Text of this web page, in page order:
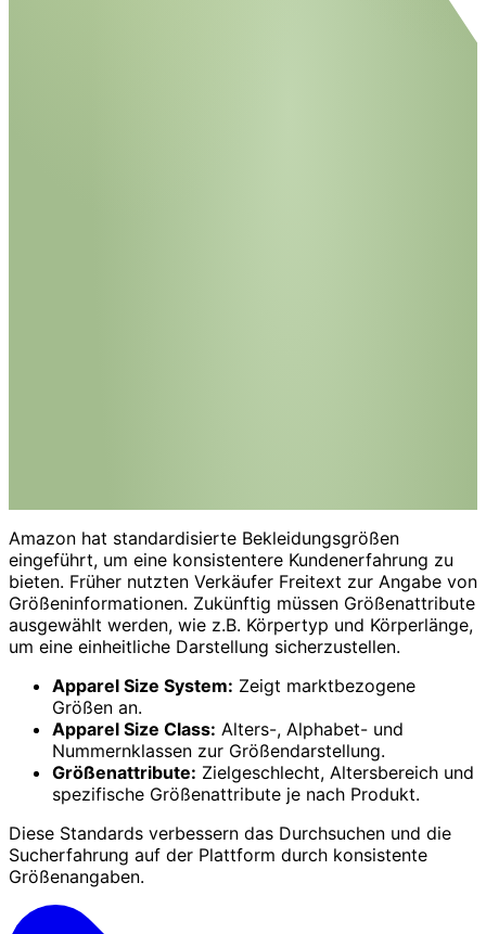
Amazon hat standardisierte Bekleidungsgrößen
eingeführt, um eine konsistentere Kundenerfahrung zu
bieten. Früher nutzten Verkäufer Freitext zur Angabe von
Größeninformationen. Zukünftig müssen Größenattribute
ausgewählt werden, wie z.B. Körpertyp und Körperlänge,
um eine einheitliche Darstellung sicherzustellen.
Apparel Size System: Zeigt marktbezogene
Größen an.
Apparel Size Class: Alters-, Alphabet- und
Nummernklassen zur Größendarstellung.
Größenattribute: Zielgeschlecht, Altersbereich und
spezifische Größenattribute je nach Produkt.
Diese Standards verbessern das Durchsuchen und die
Sucherfahrung auf der Plattform durch konsistente
Größenangaben.